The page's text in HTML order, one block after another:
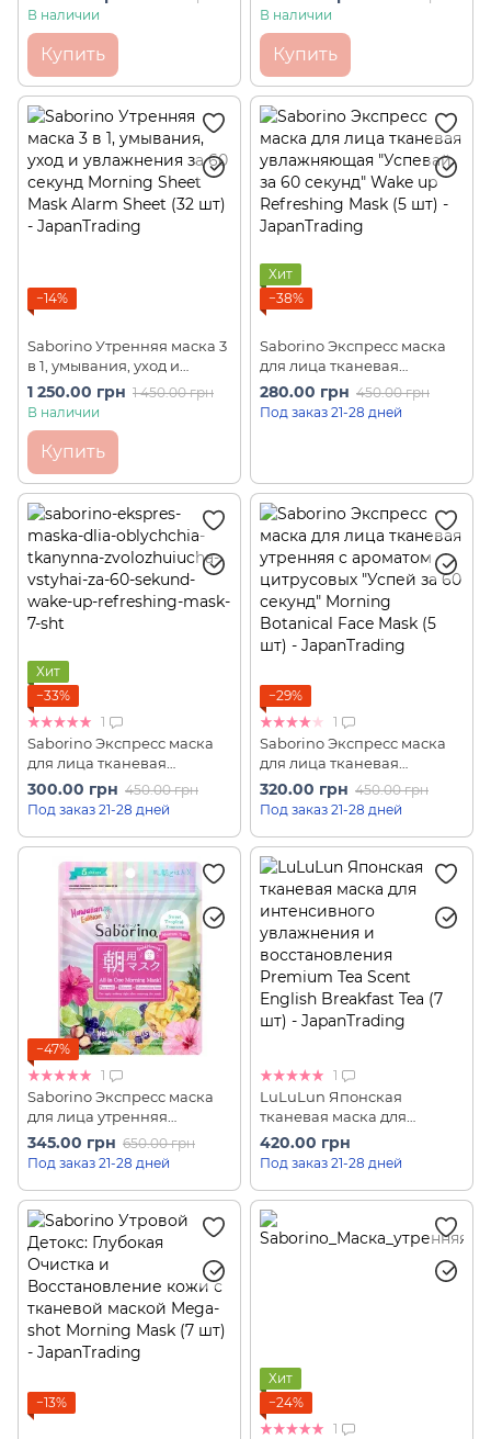
Mask Citrus Cherry Scent 28
В наличии
Купить
секунд" Wake up
В наличии
Купить
−14%
Saborino Утренняя маска 3
в 1, умывания, уход и
увлажнения за 60 секунд
Morning Sheet Mask Alarm
1 250.00 грн 1 450.00 грн
В наличии
Купить
Хит
−38%
Saborino Экспресс маска
для лица тканевая
увлажняющая "Успевай за
60 секунд" Wake up
Refreshing Mask (5 шт)
280.00 грн 450.00 грн
Под заказ 21-28 дней
Хит
−33%
1
Saborino Экспресс маска
для лица тканевая
увлажняющая "Успевай за
60 секунд" Wake up
Refreshing Mask (7 шт)
300.00 грн 450.00 грн
Под заказ 21-28 дней
−29%
1
Saborino Экспресс маска
для лица тканевая
утренняя с ароматом
цитрусовых "Успей за 60
секунд" Morning Botanical
Face Mask (5 шт)
320.00 грн 450.00 грн
Под заказ 21-28 дней
−47%
1
Saborino Экспресс маска
для лица утренняя
увлажняющая с ароматом
тропических фруктов
"Успей за 60 секунд"
Morning Face Mask
Hawaiian Edition (5 шт)
345.00 грн 650.00 грн
Под заказ 21-28 дней
1
LuLuLun Японская
тканевая маска для
интенсивного увлажнения
и восстановления
Premium Tea Scent English
Breakfast Tea (7 шт)
420.00 грн
Под заказ 21-28 дней
−13%
Хит
−24%
1